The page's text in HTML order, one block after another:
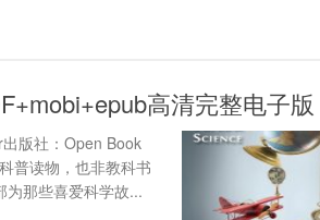
高清完整电子版
版社：Open Book
普读物，也非教科书
为那些喜爱科学故...